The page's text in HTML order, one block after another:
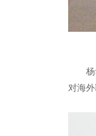
杨华
对海